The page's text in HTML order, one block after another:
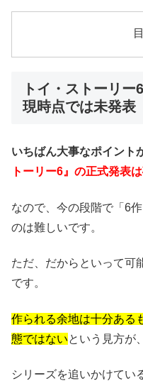
トイ・ストーリ
現時点では未発表
いちばん大事なポイント
トーリー6』の正式発表
なので、今の段階で「6
のは難しいです。
ただ、だからといって可
です。
作られる余地は十分ある
態ではないという見方が
シリーズを追いかけてい